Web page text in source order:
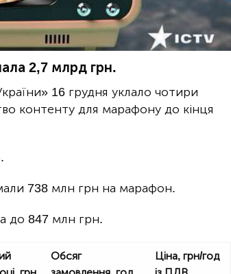
2,7 млрд грн.
16 грудня уклало чотири
контенту для марафону до кінця
738 млн грн на марафон.
до 847 млн грн.
Обсяг
Ціна, грн/год